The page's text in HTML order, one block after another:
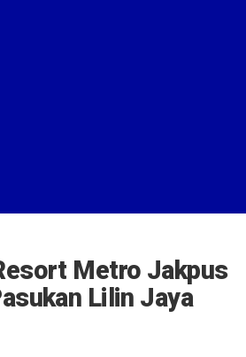
Metro Jakpus
Lilin Jaya